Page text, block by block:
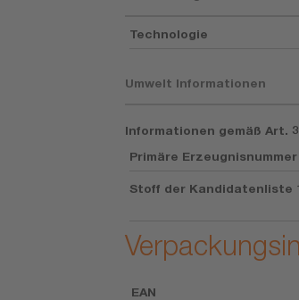
Technologie
Umwelt Informationen
Informationen gemäß Art.
Primäre Erzeugnisnummer
Stoff der Kandidatenliste
EAN